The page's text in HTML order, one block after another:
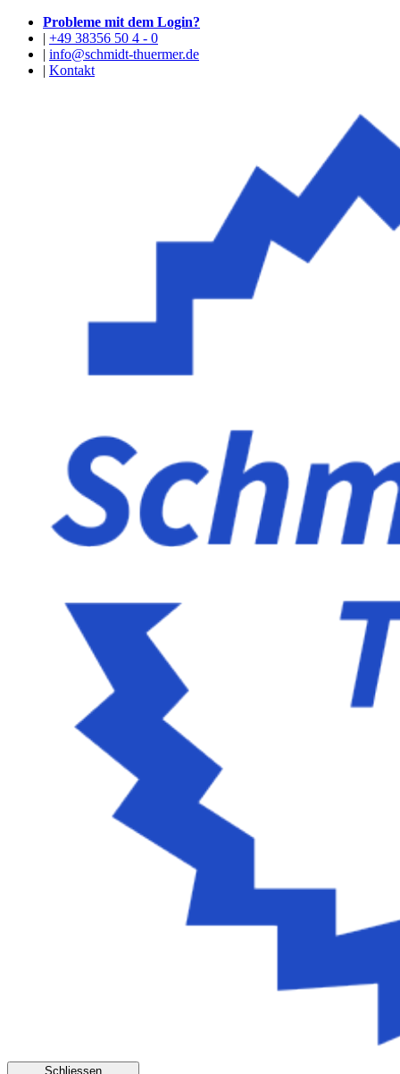
Probleme mit dem Login?
| +49 38356 50 4 - 0
| info@schmidt-thuermer.de
| Kontakt
Schliessen